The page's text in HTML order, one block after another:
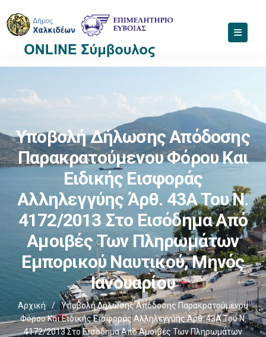
Υποβολή Δήλωσης Απόδοσης
Παρακρατούμενου Φόρου Και
Ειδικής Εισφοράς
Αλληλεγγύης Άρθ. 43Α Του Ν.
4172/2013 Στο Εισόδημα Από
Αμοιβές Των Πληρωμάτων
Εμπορικού Ναυτικού, Μηνός
Ιανουαρίου
Αρχική /
Υποβολή Δήλωσης Απόδοσης Παρακρατούμενου
Φόρου Και Ειδικής Εισφοράς Αλληλεγγύης Άρθ. 43Α Του Ν.
4172/2013 Στο Εισόδημα Από Αμοιβές Των Πληρωμάτων